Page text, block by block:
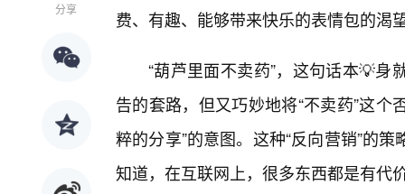
分享
费、有趣、能够带来快乐的表情包的渴
“葫芦里面不卖药”，这句话本💡
告的套路，但又巧妙地将“不卖药”这个
粹的分享”的意图。这种“反向营销”的
知道，在互联网上，很多东西都是有代